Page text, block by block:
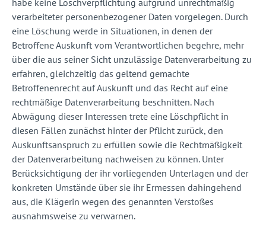
habe keine Löschverpflichtung aufgrund unrechtmäßig
verarbeiteter personenbezogener Daten vorgelegen. Durch
eine Löschung werde in Situationen, in denen der
Betroffene Auskunft vom Verantwortlichen begehre, mehr
über die aus seiner Sicht unzulässige Datenverarbeitung zu
erfahren, gleichzeitig das geltend gemachte
Betroffenenrecht auf Auskunft und das Recht auf eine
rechtmäßige Datenverarbeitung beschnitten. Nach
Abwägung dieser Interessen trete eine Löschpflicht in
diesen Fällen zunächst hinter der Pflicht zurück, den
Auskunftsanspruch zu erfüllen sowie die Rechtmäßigkeit
der Datenverarbeitung nachweisen zu können. Unter
Berücksichtigung der ihr vorliegenden Unterlagen und der
konkreten Umstände über sie ihr Ermessen dahingehend
aus, die Klägerin wegen des genannten Verstoßes
ausnahmsweise zu verwarnen.